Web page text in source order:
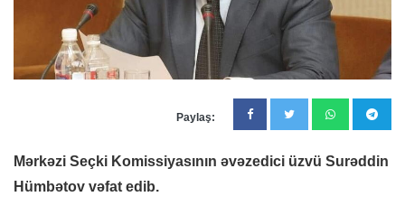
Paylaş:
Mərkəzi Seçki Komissiyasının əvəzedici üzvü Surəddin
Hümbətov vəfat edib.